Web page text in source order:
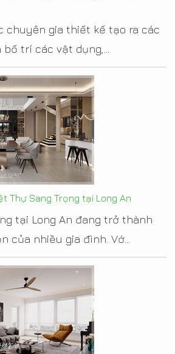
chuyên gia thiết kế tạo ra các
trí các vật dụng,...
Thự Sang Trọng tại Long An
tại Long An đang trở thành
của nhiều gia đình. Vớ...